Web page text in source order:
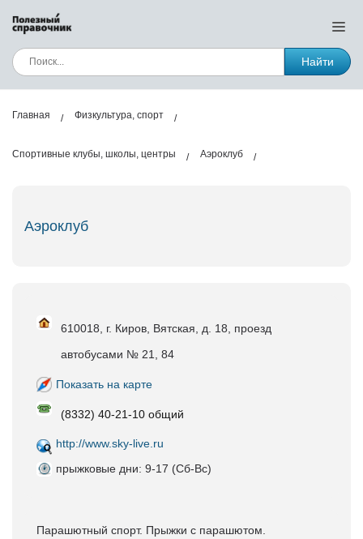
Найти
Главная Физкультура, спорт
Спортивные клубы, школы, центры Аэроклуб
Аэроклуб
610018, г. Киров, Вятская, д. 18, проезд
автобусами № 21, 84
Показать на карте
(8332) 40-21-10 общий
http://www.sky-live.ru
прыжковые дни: 9-17 (Сб-Вс)
Парашютный спорт. Прыжки с парашютом.